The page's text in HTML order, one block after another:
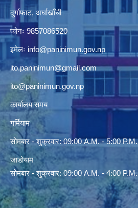
दुर्गाफाट, अर्घाखाँची
फोनः 9857086520
इमेलः info@paninimun.gov.np
ito.paninimun@gmail.com
ito@paninimun.gov.np
कार्यालय समय
गर्मियाम
सोमबार - शुक्रवार: 09:00 A.M. - 5:00 P.M.
जाडोयाम
सोमबार - शुक्रवार: 09:00 A.M. - 4:00 P.M.